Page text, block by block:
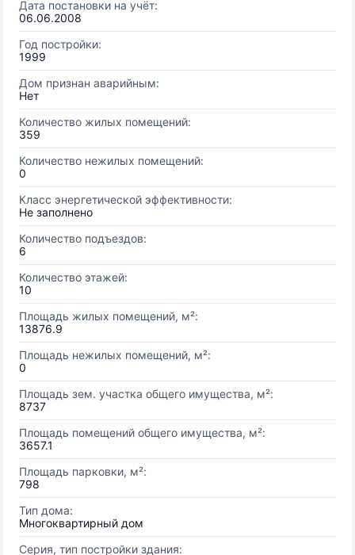
Дата постановки на учёт:
06.06.2008
Год постройки:
1999
Дом признан аварийным:
Нет
Количество жилых помещений:
359
Количество нежилых помещений:
0
Класс энергетической эффективности:
Не заполнено
Количество подъездов:
6
Количество этажей:
10
Площадь жилых помещений, м²:
13876.9
Площадь нежилых помещений, м²:
0
Площадь зем. участка общего имущества, м²:
8737
Площадь помещений общего имущества, м²:
3657.1
Площадь парковки, м²:
798
Тип дома:
Многоквартирный дом
Серия, тип постройки здания: